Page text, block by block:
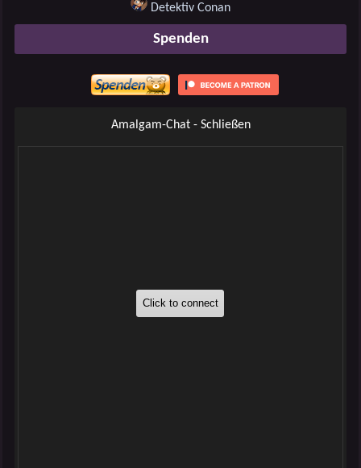
Detektiv Conan
Spenden
Amalgam-Chat - Schließen